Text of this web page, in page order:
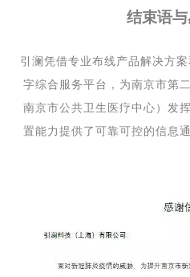
结束语
引澜凭借专业布线产品解决方
字综合服务平台，为南京市第
南京市公共卫生医疗中心）发
置能力提供了可靠可控的信息